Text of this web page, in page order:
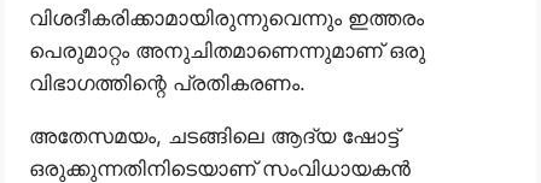
വിശദീകരിക്കാമായിരുന്നുവെന്നും ഇത്തരം
പെരുമാറ്റം അനുചിതമാണെന്നുമാണ് ഒരു
വിഭാഗത്തിന്റെ പ്രതികരണം.
അതേസമയം, ചടങ്ങിലെ ആദ്യ ഷോട്ട്
ഒരുക്കുന്നതിനിടെയാണ് സംവിധായകൻ